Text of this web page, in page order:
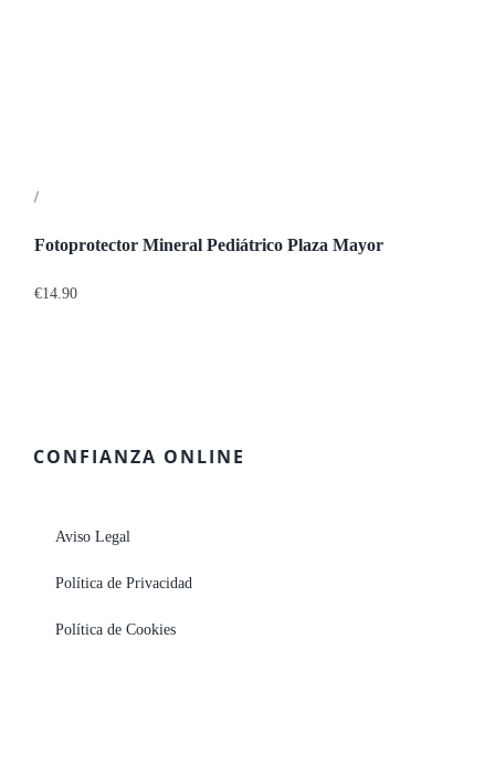
/
Fotoprotector Mineral Pediátrico Plaza Mayor
€14.90
CONFIANZA ONLINE
Aviso Legal
Política de Privacidad
Política de Cookies